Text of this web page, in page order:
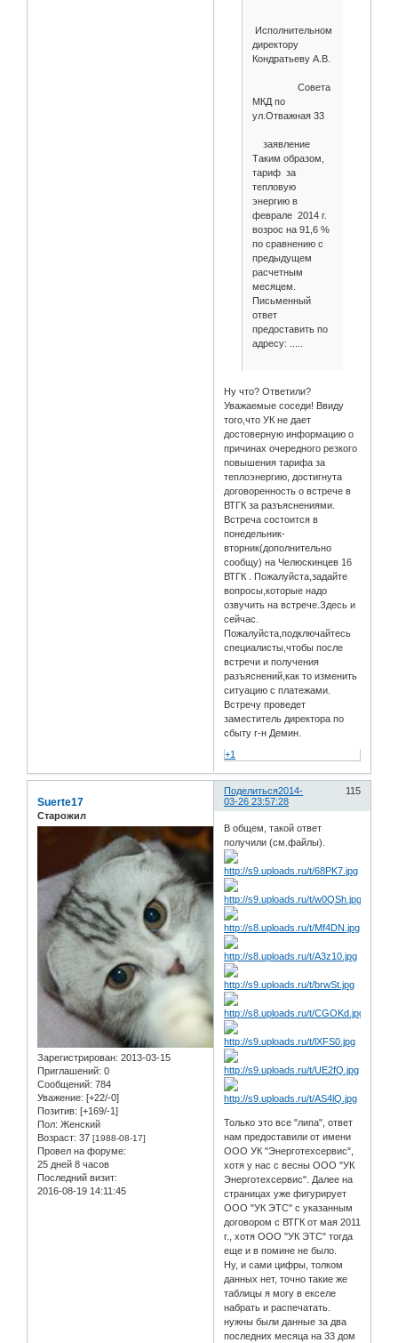
Исполнительному
директору
Кондратьеву А.В.
Совета
МКД по
ул.Отважная 33
заявление
Таким образом,
тариф за
тепловую
энергию в
феврале 2014 г.
возрос на 91,6 %
по сравнению с
предыдущем
расчетным
месяцем.
Письменный
ответ
предоставить по
адресу: .....
Ну что? Ответили?
Уважаемые соседи! Ввиду
того,что УК не дает
достоверную информацию о
причинах очередного резкого
повышения тарифа за
теплоэнергию, достигнута
договоренность о встрече в
ВТГК за разъяснениями.
Встреча состоится в
понедельник-
вторник(дополнительно
сообщу) на Челюскинцев 16
ВТГК . Пожалуйста,задайте
вопросы,которые надо
озвучить на встрече.Здесь и
сейчас.
Пожалуйста,подключайтесь
специалисты,чтобы после
встречи и получения
разъяснений,как то изменить
ситуацию с платежами.
Встречу проведет
заместитель директора по
сбыту г-н Демин.
+1
Поделиться 115
2014-
03-26 23:57:28
Suerte17
Старожил
Зарегистрирован: 2013-03-15
Приглашений: 0
Сообщений: 784
Уважение: [+22/-0]
Позитив: [+169/-1]
Пол: Женский
Возраст: 37 [1988-08-17]
Провел на форуме:
25 дней 8 часов
Последний визит:
2016-08-19 14:11:45
В общем, такой ответ
получили (см.файлы).
Только это все "липа", ответ
нам предоставили от имени
ООО УК "Энерготехсервис",
хотя у нас с весны ООО "УК
Энерготехсервис". Далее на
страницах уже фигурирует
ООО "УК ЭТС" с указанным
договором с ВТГК от мая 2011
г., хотя ООО "УК ЭТС" тогда
еще и в помине не было.
Ну, и сами цифры, толком
данных нет, точно такие же
таблицы я могу в екселе
набрать и распечатать.
нужны были данные за два
последних месяца на 33 дом